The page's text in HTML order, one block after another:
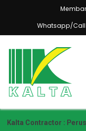
Whatsapp/Call
Kalta Contractor :